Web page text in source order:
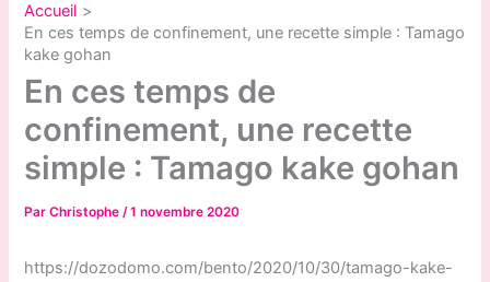
Accueil
En ces temps de confinement, une recette simple : Tamago
kake gohan
En ces temps de
confinement, une recette
simple : Tamago kake gohan
ParChristophe/1 novembre 2020
https://dozodomo.com/bento/2020/10/30/tamago-kake-